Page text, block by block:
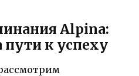
Alpina:
к успеху